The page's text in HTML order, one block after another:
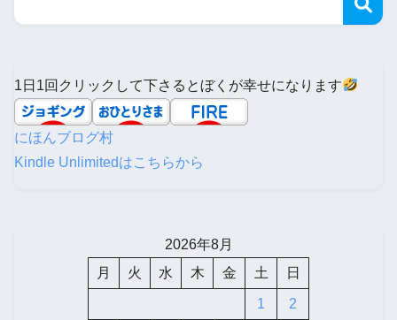
1日1回クリックして下さるとぼくが幸せになります
にほんブログ村
Kindle Unlimitedはこちらから
2026年8月
月
火 水 木 金 土 日
1 2